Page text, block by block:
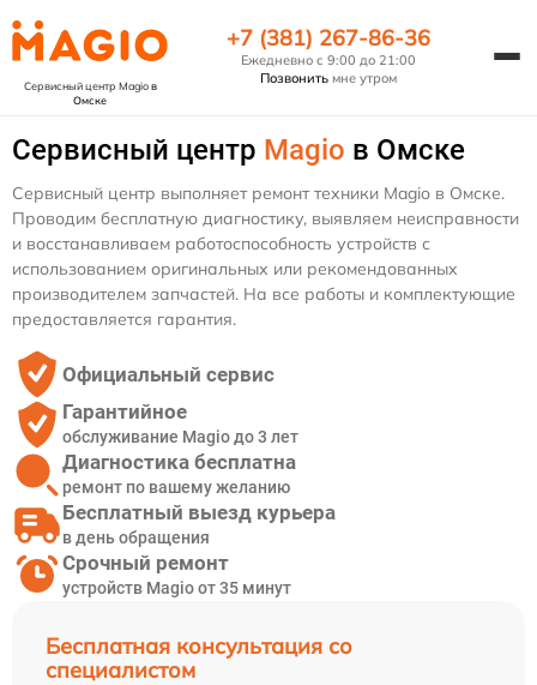
Сервисный центр Magioв
Омске
+7 (381) 267-86-36
Ежедневно с 9:00 до 21:00
Позвонить мне утром
Сервисный центр Magio в Омске
Бесплатная консультация со
специалистом
Сервисный центр выполняет ремонт техники Magio в Омске.
Проводим бесплатную диагностику, выявляем неисправности
и восстанавливаем работоспособность устройств с
использованием оригинальных или рекомендованных
производителем запчастей. На все работы и комплектующие
предоставляется гарантия.
Официальный сервис
Гарантийное
обслуживание Magio до 3 лет
Диагностика бесплатна
ремонт по вашему желанию
Бесплатный выезд курьера
в день обращения
Срочный ремонт
устройств Magio от 35 минут